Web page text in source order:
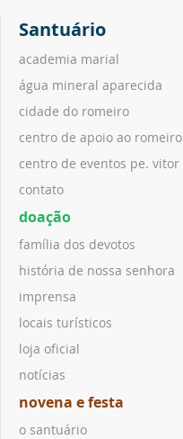
Santuário
academia marial
água mineral aparecida
cidade do romeiro
centro de apoio ao romeiro
centro de eventos pe. vitor
contato
doação
família dos devotos
história de nossa senhora
imprensa
locais turísticos
loja oficial
notícias
novena e festa
o santuário